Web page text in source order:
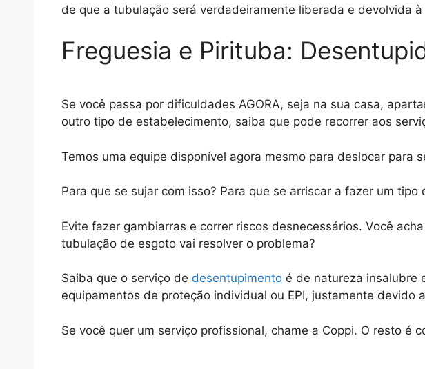
de que a tubulação será verdadeiramente liberada e devolvida
Freguesia e Pirituba:
Se você passa por dificuldades AGORA, seja na sua casa,
outro tipo de estabelecimento, saiba que pode recorrer aos
Temos uma equipe disponível agora mesmo para deslocar para
Para que se sujar com isso? Para que se arriscar a fazer um
Evite fazer gambiarras e correr riscos desnecessários. Você
tubulação de esgoto vai resolver o problema?
Saiba que o serviço de desentupimentoé de natureza insalubre
equipamentos de proteção individual ou EPI, justamente
Se você quer um serviço profissional, chame a Coppi. O resto é